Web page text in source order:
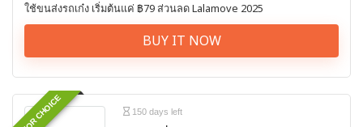
ใช้ขนส่งรถเก๋ง เริ่มต้นแค่ ฿79 ส่วนลด Lalamove 2025
BUY IT NOW
150 days left